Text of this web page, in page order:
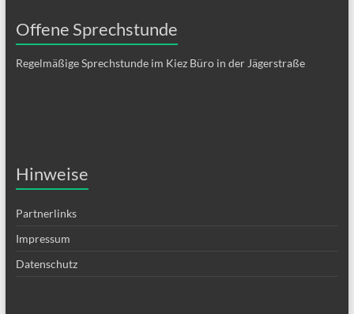
Offene Sprechstunde
Regelmäßige Sprechstunde im Kiez Büro in der Jägerstraße
Hinweise
Partnerlinks
Impressum
Datenschutz